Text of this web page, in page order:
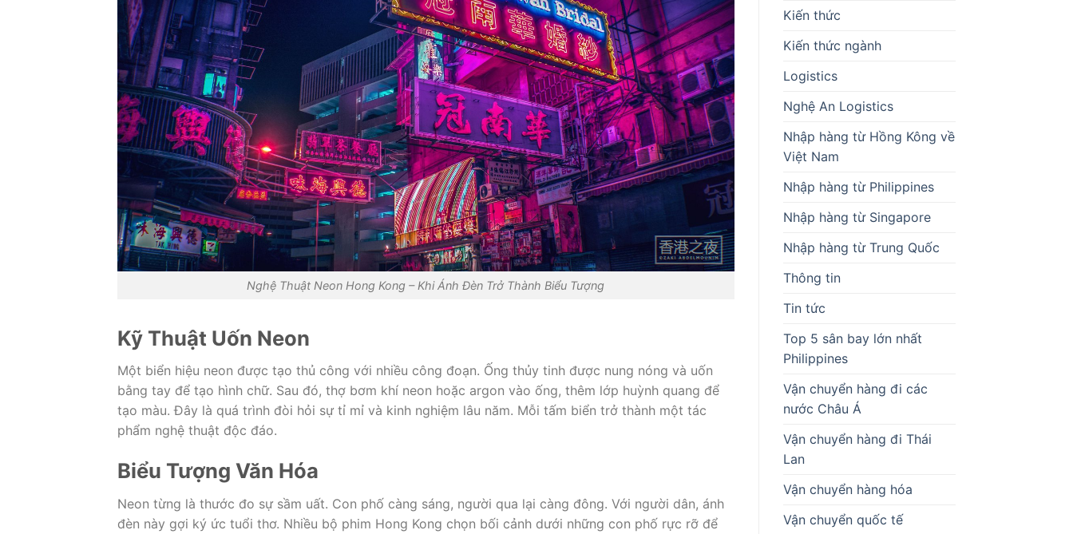
Nghệ Thuật Neon Hong Kong – Khi Ánh Đèn Trở Thành Biểu Tượng
Kỹ Thuật Uốn Neon
Một biển hiệu neon được tạo thủ công với nhiều công đoạn. Ống thủy tinh được nung nóng và uốn
bằng tay để tạo hình chữ. Sau đó, thợ bơm khí neon hoặc argon vào ống, thêm lớp huỳnh quang để
tạo màu. Đây là quá trình đòi hỏi sự tỉ mỉ và kinh nghiệm lâu năm. Mỗi tấm biển trở thành một tác
phẩm nghệ thuật độc đáo.
Biểu Tượng Văn Hóa
Neon từng là thước đo sự sầm uất. Con phố càng sáng, người qua lại càng đông. Với người dân, ánh
đèn này gợi ký ức tuổi thơ. Nhiều bộ phim Hong Kong chọn bối cảnh dưới những con phố rực rỡ để
Kiến thức
Kiến thức ngành
Logistics
Nghệ An Logistics
Nhập hàng từ Hồng Kông về
Việt Nam
Nhập hàng từ Philippines
Nhập hàng từ Singapore
Nhập hàng từ Trung Quốc
Thông tin
Tin tức
Top 5 sân bay lớn nhất
Philippines
Vận chuyển hàng đi các
nước Châu Á
Vận chuyển hàng đi Thái
Lan
Vận chuyển hàng hóa
Vận chuyển quốc tế